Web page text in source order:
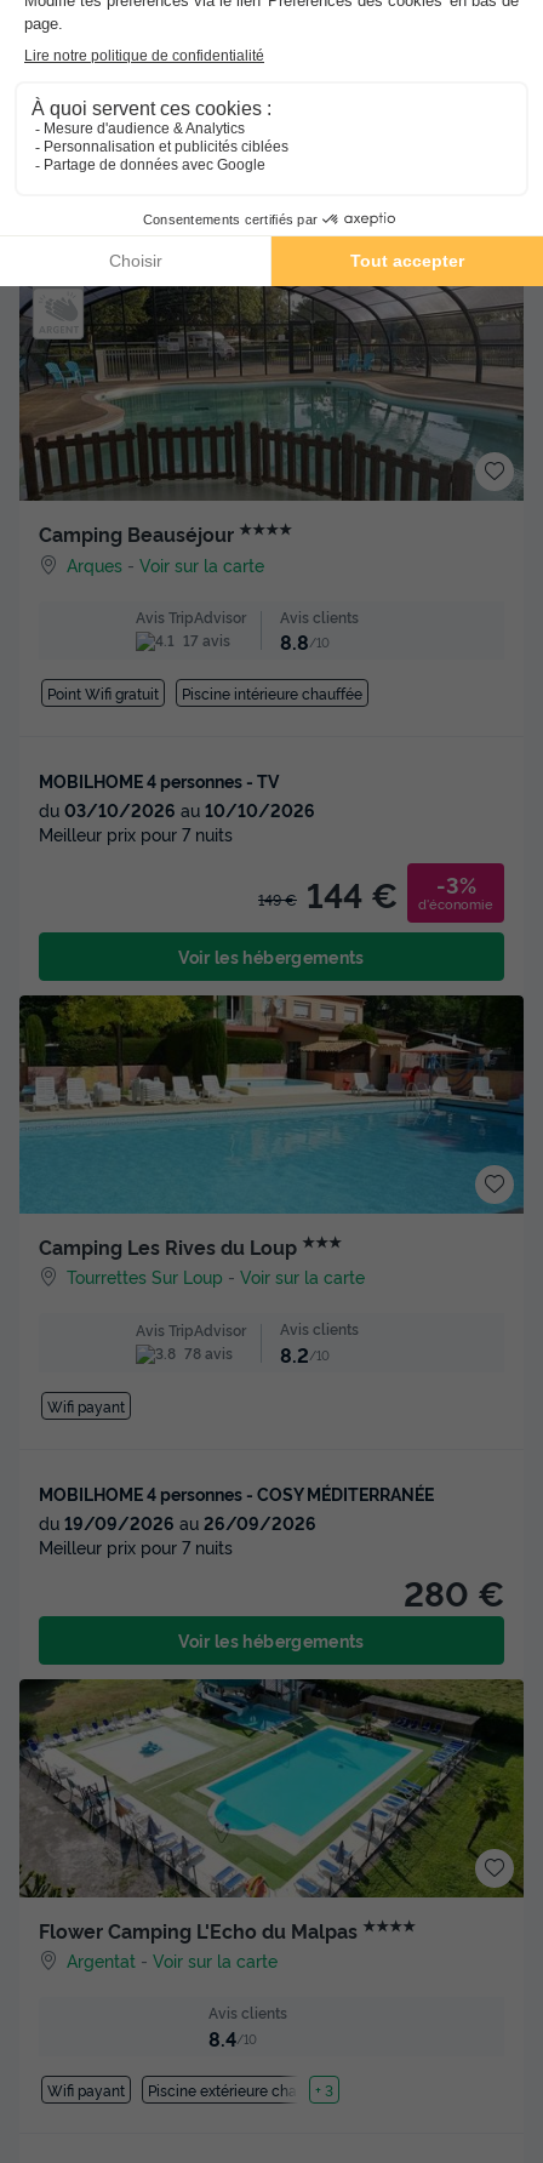
TENTE TOILE ET BOIS 5 personnes - TENTE LODGE
KENYA. (pas de salle d’eau)
du
16/09/2026
23/09/2026
Meilleur prix pour 7 nuits
Voir les hébergements
Camping Beauséjour ★★★★
Arques -Voir sur la carte
Avis TripAdvisor
17 avis
Avis clients
8.8/10
Point Wifi gratuit Piscine intérieure chauffée
MOBILHOME 4 personnes - TV
du 03/10/2026 au 10/10/2026
Meilleur prix pour 7 nuits
149 € 144 € -3%
d'économie
Voir les hébergements
Camping Les Rives du Loup ★★★
Tourrettes Sur Loup -Voir sur la carte
Avis TripAdvisor
78 avis
Avis clients
8.2/10
Wifi payant
MOBILHOME 4 personnes - COSY MÉDITERRANÉE
du 19/09/2026 au 26/09/2026
Meilleur prix pour 7 nuits
280 €
Voir les hébergements
Flower Camping L'Echo du Malpas ★★★★
Argentat -Voir sur la carte
Avis clients
8.4/10
Wifi payant Piscine extérieure chauffée
+ 3